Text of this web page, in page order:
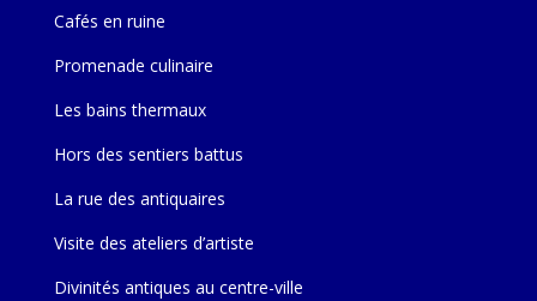
Cafés en ruine
Promenade culinaire
Les bains thermaux
Hors des sentiers battus
La rue des antiquaires
Visite des ateliers d’artiste
Divinités antiques au centre-ville